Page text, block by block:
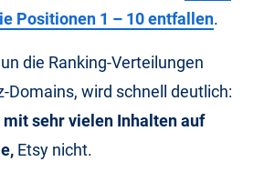
Positionen 1 – 10 entfallen.
die Ranking-Verteilungen
Domains, wird schnell deutlich:
mit sehr vielen Inhalten auf
Etsy nicht.